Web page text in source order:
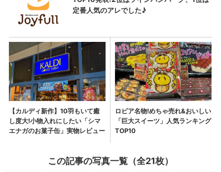
この記事の写真一覧（全21枚）